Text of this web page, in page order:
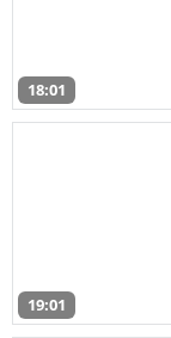
18:01
19:01